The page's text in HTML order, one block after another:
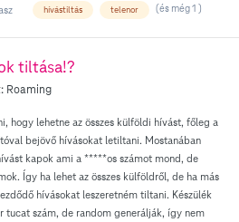
hívástiltás telenor (és még 1 )
tiltása!?
Roaming
hogy lehetne az összes külföldi hívást, főleg a
bejövő hívásokat letiltani. Mostanában
kapok ami a *****os számot mond, de
Így ha lehet az összes külföldről, de ha más
hívásokat leszeretném tiltani. Készülék
tucat szám, de random generálják, így nem